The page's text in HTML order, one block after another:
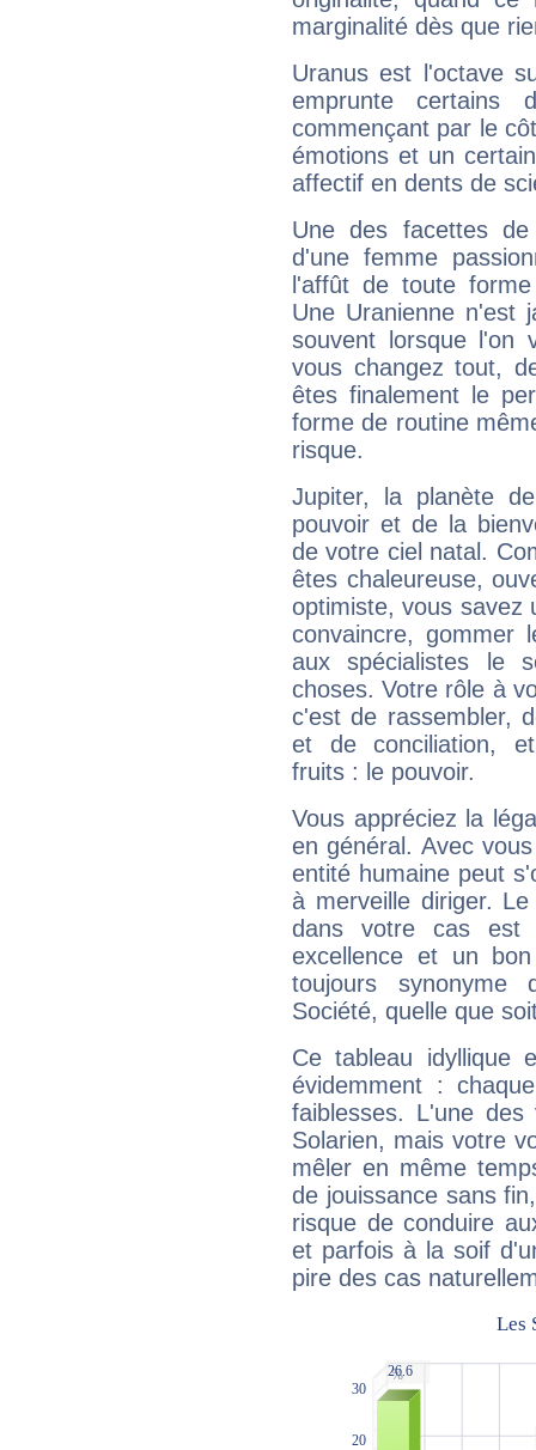
marginalité dès que
Uranus est l'octave
emprunte
commençant par le
émotions et un
affectif en dents de
Une des facettes
d'une femme
l'affût de toute
Une Uranienne n'est
souvent lorsque l'on
vous changez tout,
êtes finalement le
forme de routine
risque.
Jupiter, la planète
pouvoir et de la
de votre ciel natal.
êtes chaleureuse,
optimiste, vous savez
convaincre, gommer
aux spécialistes le
choses. Votre rôle à
c'est de rassembler,
et de conciliation,
fruits : le pouvoir.
Vous appréciez la
en général. Avec
entité humaine peut
à merveille diriger.
dans votre cas est
excellence et un
toujours synonyme
Société, quelle que
Ce tableau idyllique
évidemment :
faiblesses. L'une
Solarien, mais votre
mêler en même
de jouissance sans
risque de conduire
et parfois à la soif
pire des cas